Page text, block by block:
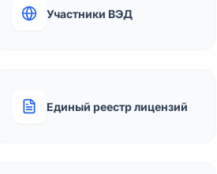
Участники ВЭД
Единый реестр лицензий